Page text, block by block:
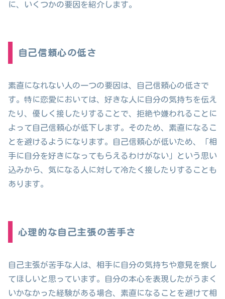
に、いくつかの要因を紹介します。
自己信頼心の低さ
素直になれない人の一つの要因は、自己信頼心の低さで
す。特に恋愛においては、好きな人に自分の気持ちを伝え
たり、優しく接したりすることで、拒絶や嫌われることに
よって自己信頼心が低下します。そのため、素直になるこ
とを避けるようになります。自己信頼心が低いため、「相
手に自分を好きになってもらえるわけがない」という思い
込みから、気になる人に対して冷たく接したりすることも
あります。
心理的な自己主張の苦手さ
自己主張が苦手な人は、相手に自分の気持ちや意見を察し
てほしいと思っています。自分の本心を表現したがうまく
いかなかった経験がある場合、素直になることを避けて相